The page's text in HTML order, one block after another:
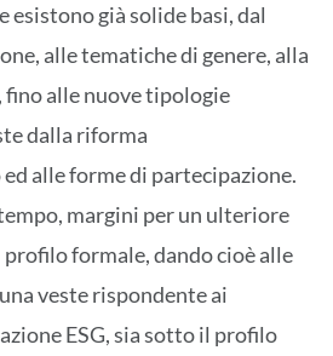
già solide basi, dal
alle tematiche di genere, alla
fino alle nuove tipologie
dalla riforma
alle forme di partecipazione.
margini per un ulteriore
formale, dando cioè alle
veste rispondente ai
ESG, sia sotto il profilo